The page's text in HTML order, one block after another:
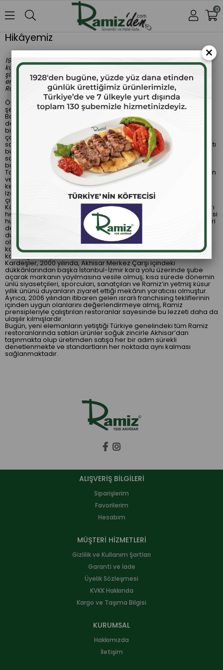
0
Hikâyemiz
1928 yılında limon sandığından sandalyeleri olan
küçük bir dükkânda başlayan bu hikâye,
şimdi bir dünya markası olma yolunda
emin adımlarla büyümeğe devam eden
Ramiz’in hikâyesidir.
Öykümüz, 20. yüzyılın hemen başında Makedonya’nın Prilepe
şehrinde dünyaya gelen iki öksüz erkek kardeşle başlıyor.
Babaları Balkan Savaşı’nda esir düşmüş ve annelerini çocuk
denecek yaşta kaybetmişler, onları büyüten babaanneleriyle
birlikte Türkiye’ye göç etmişler. Burada çeşitli lokantalarda
çalışarak mesleklerini geliştirmişler. Makedonya’da sokak
satıcılarının yaptığına benzer bir tür ızgara köfteyi geliştirme fırsatı
bulmuşlar ve Akhisar’da kendilerine limon sandığından
sandalyeleri olan küçük bir dükkân açarak hizmet vermeye
başlamışlar.
Tamamen dana etinden mamul, sadece tuz ve soğandan oluşan
ve yiyenlerin damağında safi et tadı bırakan bu köftenin altına,
kepekli pideyi tereyağında kızartıp doğrayarak yastık yapmışlar.
Izgara edilmiş yeşil biber ve domateslerle sunulduğunda ortaya
çıkan unutulmaz lezzetin yaratıcısı olmuşlar.
Köfteci Ramiz’in dördü oğlan biri kız beş çocuğu olmuş. Çocukları
hem onunla dükkânda çalışmış hem de okumuş. Oğlanlardan ikisi
hukukçu, kızı diş hekimi, diğer iki oğlanın da birisi mühendis, diğeri
de işletme tahsil etmiş. Ömrü boyunca yarattığı bu lezzeti ülkeye
duyurmak adına çalışan Köfteci Ramiz, 1970 yılında rahmetli
olmuş. Babalarını kaybeden kardeşler dört elle babalarınsan
kalan mirasa sarılmış ve ondan teslim aldıkları bayrağı bugüne
kadar getirmiş.
Kardeşler, 2000 yılında, Akhisar Merkez Çarşı içindeki
dükkânlarından başka İstanbul-İzmir kara yolu üzerinde şube
açarak markanın yayılmasına vesile olmuş; kısa sürede dönemin
ünlü siyasetçileri, sporcuları, sanatçıları ve Ramiz’in yetmiş küsur
yıllık ününü duyanların ziyaret ettiği mekânın yaratıcısı olmuştur.
Ayrıca, 2006 yılından itibaren gelen ısrarlı franchising tekliflerinin
içinden uygun olanlarını değerlendirmeye almış, Ramiz
prensipleriyle çalıştırılan restoranlar sayesinde bu lezzeti daha da
ulaşılır kılmışlardır.
Bugün, yeni elemanların yetiştiği Türkiye genelindeki tüm Ramiz
restoranlarında satılan ürünler soğuk zincirle Akhisar’dan
taşınmakta olup üretimden satışa her bir adım sürekli
denetlenmekte ve standartların her noktada aynı kalması
sağlanmaktadır.
ALIŞVERİŞ BİLGİLERİ
Siparişlerim
Favorilerim
Hesabım
MÜŞTERİ HİZMETLERİ
Gizlilik ve Kullanım Şartları
Garanti ve İade
Üyelik Sözleşmesi
KVKK Hakkında
Kargo ve Taşıma Bilgisi
KURUMSAL
Hakkımızda
İletişim
×